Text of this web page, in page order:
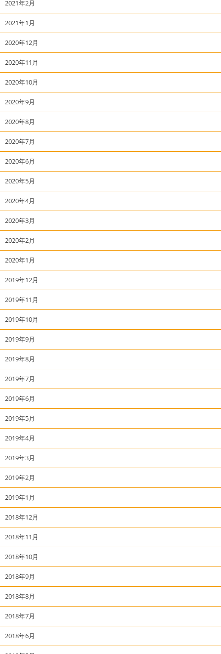
2021年2月
2021年1月
2020年12月
2020年11月
2020年10月
2020年9月
2020年8月
2020年7月
2020年6月
2020年5月
2020年4月
2020年3月
2020年2月
2020年1月
2019年12月
2019年11月
2019年10月
2019年9月
2019年8月
2019年7月
2019年6月
2019年5月
2019年4月
2019年3月
2019年2月
2019年1月
2018年12月
2018年11月
2018年10月
2018年9月
2018年8月
2018年7月
2018年6月